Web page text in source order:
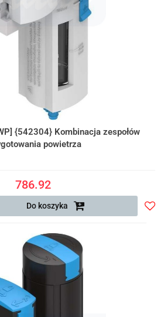
{542304} Kombinacja zespołów
powietrza
786.92
Do koszyka